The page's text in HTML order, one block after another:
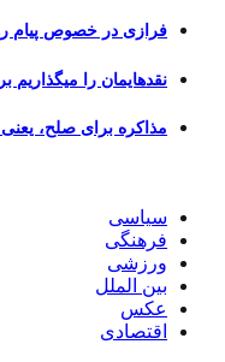
فرازی در خصوص پیام
نقدهایمان را
مذاکره برای صلح،
سیاسی
فرهنگی
ورزشی
بین الملل
عکس
اقتصادی